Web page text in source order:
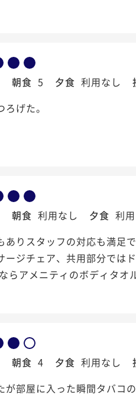
朝食 5 夕食 利用なし
げた。
朝食 利用なし 夕食 利
ありスタッフの対応も満足
ージチェア、共用部分では
らアメニティのボディタ
朝食 4 夕食 利用なし
が部屋に入った瞬間タバコ